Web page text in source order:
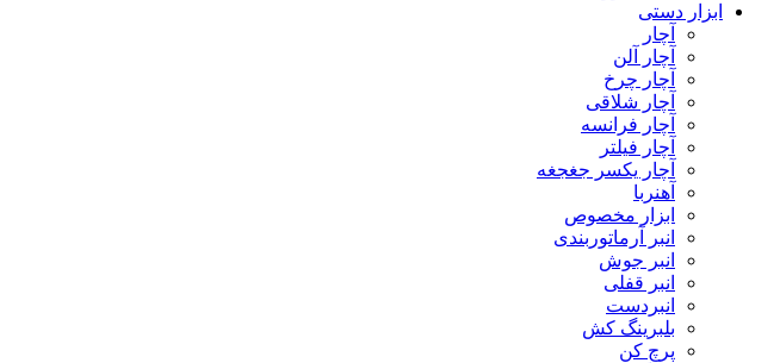
ابزار دستی
آچار
آچار آلن
آچار چرخ
آچار شلاقی
آچار فرانسه
آچار فیلتر
آچار یکسر جغجغه
آهنربا
ابزار مخصوص
انبر آرماتوربندی
انبر جوش
انبر قفلی
انبردست
بلبرینگ کش
پرچ کن